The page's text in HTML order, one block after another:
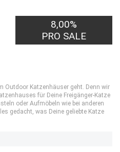
8,00%
PRO SALE
Outdoor Katzenhäuser geht. Denn wir
für Deine Freigänger-Katze
oder Aufmöbeln wie bei anderen
gedacht, was Deine geliebte Katze